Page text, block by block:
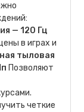
— 120 Гц
в играх и
тыловая
Позволяют
четкие